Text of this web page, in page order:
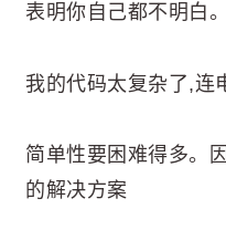
表明你自己都不明白。
我的代码太复杂了,连
简单性要困难得多。
的解决方案